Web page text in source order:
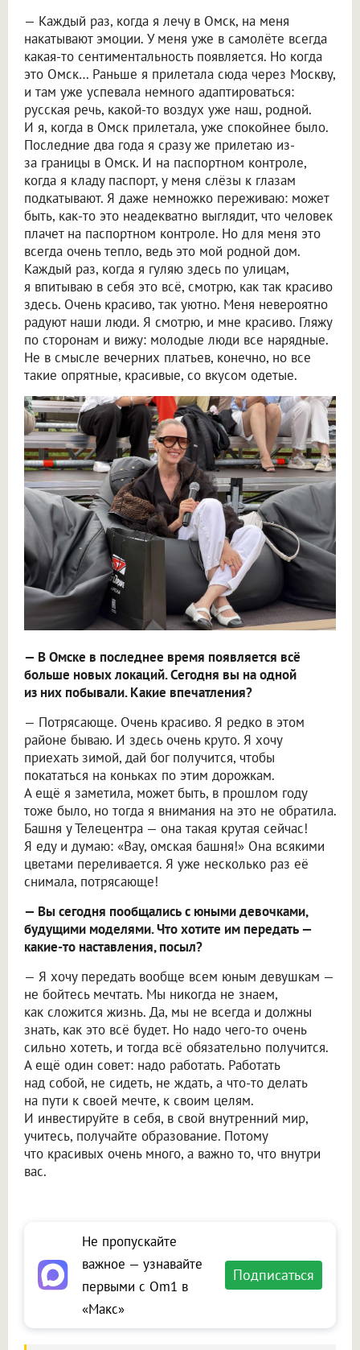
— Каждый раз, когда я лечу в Омск, на меня
накатывают эмоции. У меня уже в самолёте всегда
какая-то сентиментальность появляется. Но когда
это Омск… Раньше я прилетала сюда через Москву,
и там уже успевала немного адаптироваться:
русская речь, какой-то воздух уже наш, родной.
И я, когда в Омск прилетала, уже спокойнее было.
Последние два года я сразу же прилетаю из-
за границы в Омск. И на паспортном контроле,
когда я кладу паспорт, у меня слёзы к глазам
подкатывают. Я даже немножко переживаю: может
быть, как-то это неадекватно выглядит, что человек
плачет на паспортном контроле. Но для меня это
всегда очень тепло, ведь это мой родной дом.
Каждый раз, когда я гуляю здесь по улицам,
я впитываю в себя это всё, смотрю, как так красиво
здесь. Очень красиво, так уютно. Меня невероятно
радуют наши люди. Я смотрю, и мне красиво. Гляжу
по сторонам и вижу: молодые люди все нарядные.
Не в смысле вечерних платьев, конечно, но все
такие опрятные, красивые, со вкусом одетые.
— В Омске в последнее время появляется всё
больше новых локаций. Сегодня вы на одной
из них побывали. Какие впечатления?
— Потрясающе. Очень красиво. Я редко в этом
районе бываю. И здесь очень круто. Я хочу
приехать зимой, дай бог получится, чтобы
покататься на коньках по этим дорожкам.
А ещё я заметила, может быть, в прошлом году
тоже было, но тогда я внимания на это не обратила.
Башня у Телецентра — она такая крутая сейчас!
Я еду и думаю: «Вау, омская башня!» Она всякими
цветами переливается. Я уже несколько раз её
снимала, потрясающе!
— Вы сегодня пообщались с юными девочками,
будущими моделями. Что хотите им передать —
какие-то наставления, посыл?
— Я хочу передать вообще всем юным девушкам —
не бойтесь мечтать. Мы никогда не знаем,
как сложится жизнь. Да, мы не всегда и должны
знать, как это всё будет. Но надо чего-то очень
сильно хотеть, и тогда всё обязательно получится.
А ещё один совет: надо работать. Работать
над собой, не сидеть, не ждать, а что-то делать
на пути к своей мечте, к своим целям.
И инвестируйте в себя, в свой внутренний мир,
учитесь, получайте образование. Потому
что красивых очень много, а важно то, что внутри
вас.
Не пропускайте
важное — узнавайте
первыми с Om1 в
«Макс»
Подписаться